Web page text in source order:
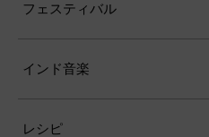
フェスティバル
インド音楽
レシピ